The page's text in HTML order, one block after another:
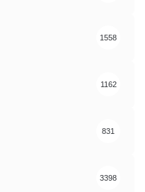
1558
1162
831
3398